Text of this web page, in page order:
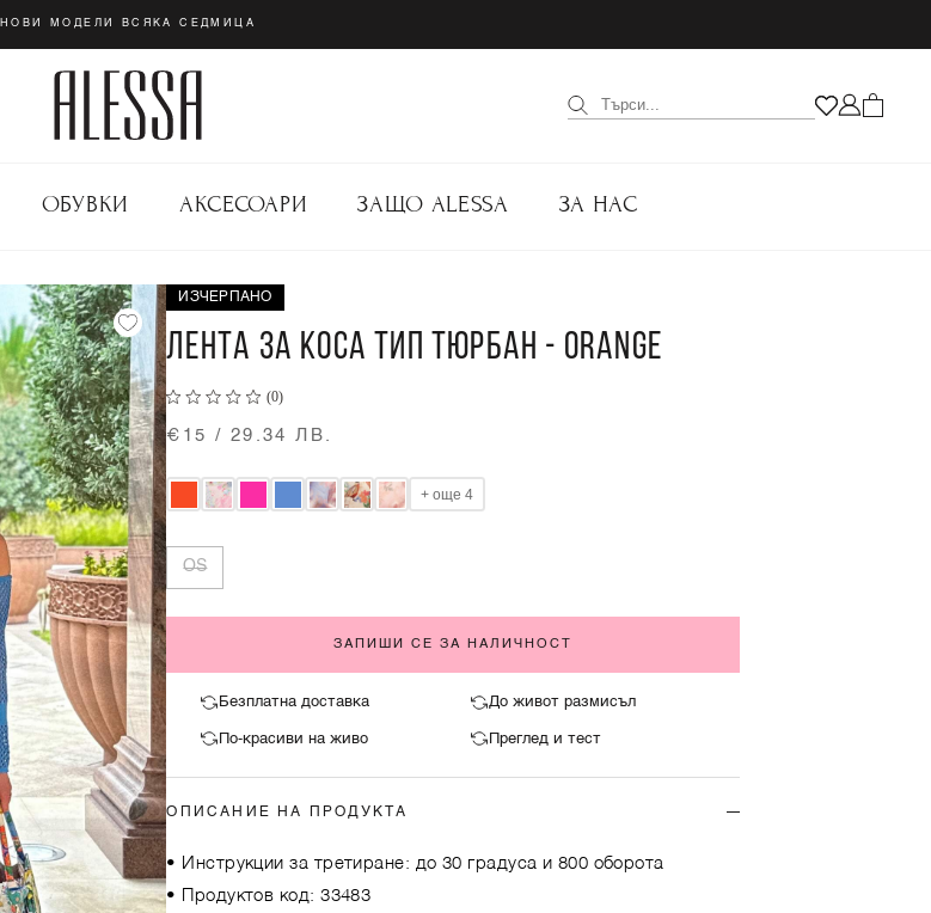
НОВИ МОДЕЛИ ВСЯКА СЕДМИЦА
ОБУВКИ АКСЕСОАРИ ЗАЩО ALESSA ЗА НАС
ИЗЧЕРПАНО
ЛЕНТА ЗА КОСА ТИП ТЮРБАН - ORANGE
(0)
€15 / 29.34 ЛВ.
+ още 4
OS
ЗАПИШИ СЕ ЗА НАЛИЧНОСТ
Безплатна доставка До живот размисъл
По-красиви на живо Преглед и тест
ОПИСАНИЕ НА ПРОДУКТА
• Инструкции за третиране: до 30 градуса и 800 оборота
• Продуктов код: 33483